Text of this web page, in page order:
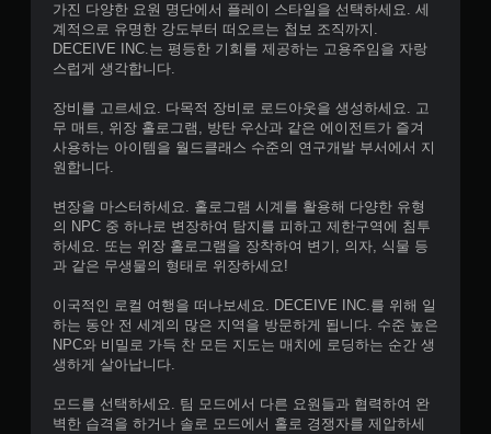
가진 다양한 요원 명단에서 플레이 스타일을 선택하세요. 세
계적으로 유명한 강도부터 떠오르는 첩보 조직까지.
DECEIVE INC.는 평등한 기회를 제공하는 고용주임을 자랑
스럽게 생각합니다.
장비를 고르세요. 다목적 장비로 로드아웃을 생성하세요. 고
무 매트, 위장 홀로그램, 방탄 우산과 같은 에이전트가 즐겨
사용하는 아이템을 월드클래스 수준의 연구개발 부서에서 지
원합니다.
변장을 마스터하세요. 홀로그램 시계를 활용해 다양한 유형
의 NPC 중 하나로 변장하여 탐지를 피하고 제한구역에 침투
하세요. 또는 위장 홀로그램을 장착하여 변기, 의자, 식물 등
과 같은 무생물의 형태로 위장하세요!
이국적인 로컬 여행을 떠나보세요. DECEIVE INC.를 위해 일
하는 동안 전 세계의 많은 지역을 방문하게 됩니다. 수준 높은
NPC와 비밀로 가득 찬 모든 지도는 매치에 로딩하는 순간 생
생하게 살아납니다.
모드를 선택하세요. 팀 모드에서 다른 요원들과 협력하여 완
벽한 습격을 하거나 솔로 모드에서 홀로 경쟁자를 제압하세